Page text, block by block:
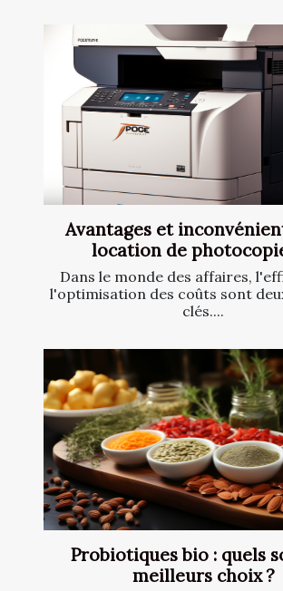
Avantages et
location de
Dans le monde des affaires,
l'optimisation des coûts sont
clés....
Probiotiques bio : quels
meilleurs choix ?